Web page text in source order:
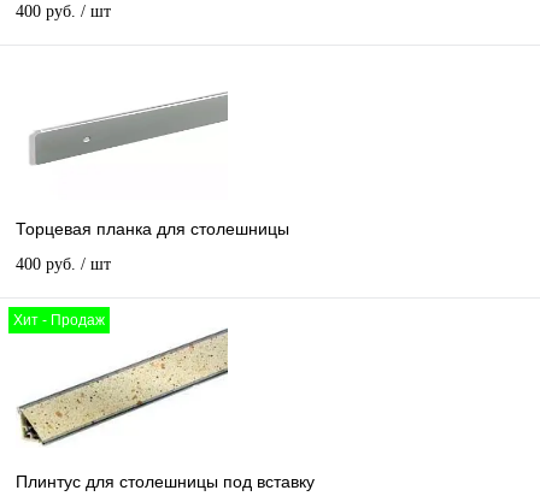
400 руб. / шт
Торцевая планка для столешницы
400 руб. / шт
Хит - Продаж
Плинтус для столешницы под вставку